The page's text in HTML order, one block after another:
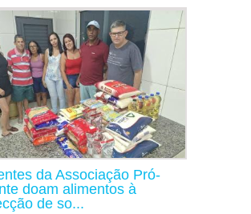
da Associação Pró-
doam alimentos à
de so...